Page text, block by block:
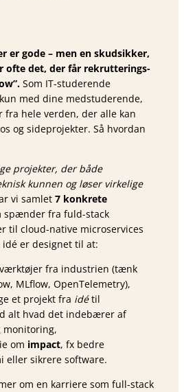
er gode – men en skudsikker,
ofte det, der får rekrutterings-
Som IT-studerende
med dine medstuderende,
fra hele verden, der alle kan
og sideprojekter. Så hvordan
projekter, der både
kunnen og løser virkelige
vi samlet 7 konkrete
spænder fra fuld-stack
til cloud-native microservices
idé er designet til at:
fra industrien (tænk
MLflow, OpenTelemetry),
et projekt fra idétil
alt hvad det indebærer af
monitoring,
om impact, fx bedre
eller sikrere software.
om en karriere som full-stack